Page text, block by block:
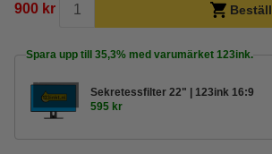
900 kr Beställ
Spara upp till 35,3% med varumärket 123ink.
Sekretessfilter 22" | 123ink 16:9
595 kr